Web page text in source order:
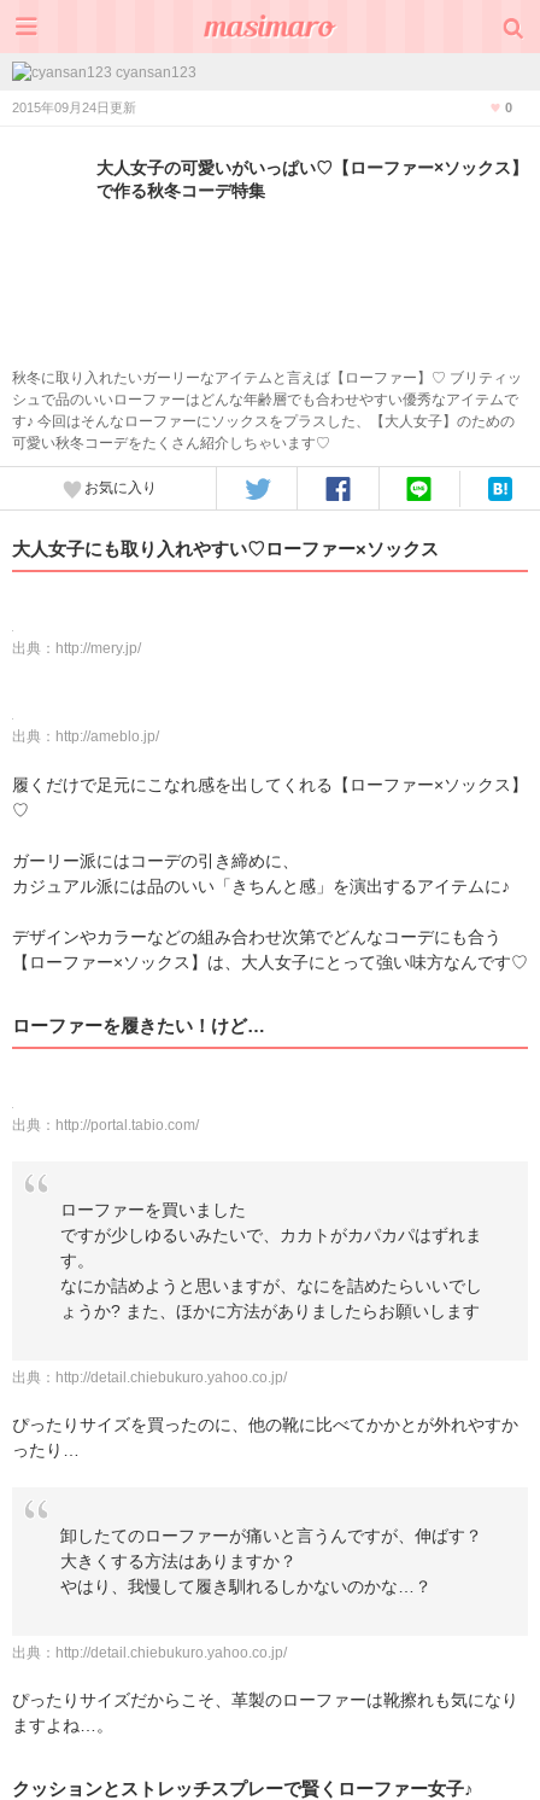
cyansan123
2015年09月24日更新 0
大人女子の可愛いがいっぱい♡【ローファー×ソックス】
で作る秋冬コーデ特集
秋冬に取り入れたいガーリーなアイテムと言えば【ローファー】♡ ブリティッ
シュで品のいいローファーはどんな年齢層でも合わせやすい優秀なアイテムで
す♪ 今回はそんなローファーにソックスをプラスした、【大人女子】のための
可愛い秋冬コーデをたくさん紹介しちゃいます♡
お気に入り
大人女子にも取り入れやすい♡ローファー×ソックス
出典： http://mery.jp/
出典： http://ameblo.jp/
履くだけで足元にこなれ感を出してくれる【ローファー×ソックス】
♡
ガーリー派にはコーデの引き締めに、
カジュアル派には品のいい「きちんと感」を演出するアイテムに♪
デザインやカラーなどの組み合わせ次第でどんなコーデにも合う
【ローファー×ソックス】は、大人女子にとって強い味方なんです♡
ローファーを履きたい！けど…
出典： http://portal.tabio.com/
ローファーを買いました
ですが少しゆるいみたいで、カカトがカパカパはずれま
す。
なにか詰めようと思いますが、なにを詰めたらいいでし
ょうか? また、ほかに方法がありましたらお願いします
出典： http://detail.chiebukuro.yahoo.co.jp/
ぴったりサイズを買ったのに、他の靴に比べてかかとが外れやすか
ったり…
卸したてのローファーが痛いと言うんですが、伸ばす？
大きくする方法はありますか？
やはり、我慢して履き馴れるしかないのかな…？
出典： http://detail.chiebukuro.yahoo.co.jp/
ぴったりサイズだからこそ、革製のローファーは靴擦れも気になり
ますよね…。
クッションとストレッチスプレーで賢くローファー女子♪